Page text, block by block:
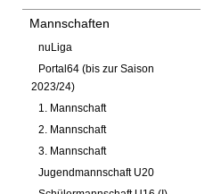
Mannschaften
nuLiga
Portal64 (bis zur Saison
2023/24)
1. Mannschaft
2. Mannschaft
3. Mannschaft
Jugendmannschaft U20